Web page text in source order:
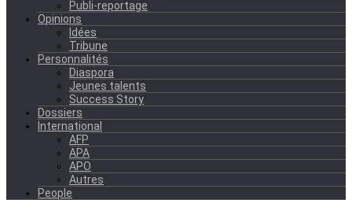
Publi-reportage
Opinions
Idées
Tribune
Personnalités
Diaspora
Jeunes talents
Success Story
Dossiers
International
AFP
APA
APO
Autres
People